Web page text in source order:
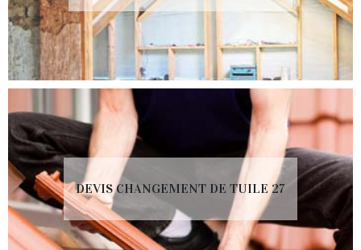
DEVIS CHANGEMENT DE TUILE 27